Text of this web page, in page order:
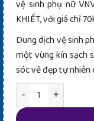
vệ sinh phụ nữ
KHIẾT, với giá chỉ
Dung dịch vệ sinh
một vùng kín sạch
sóc vẻ đẹp tự nhiên
Dung dịch vệ sinh